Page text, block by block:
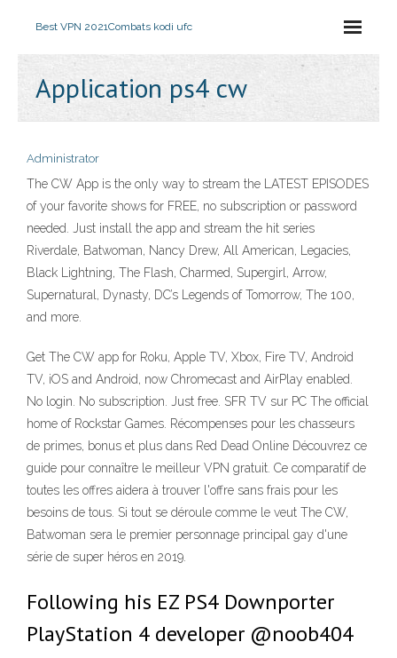
Best VPN 2021Combats kodi ufc
Application ps4 cw
Administrator
The CW App is the only way to stream the LATEST EPISODES
of your favorite shows for FREE, no subscription or password
needed. Just install the app and stream the hit series
Riverdale, Batwoman, Nancy Drew, All American, Legacies,
Black Lightning, The Flash, Charmed, Supergirl, Arrow,
Supernatural, Dynasty, DC’s Legends of Tomorrow, The 100,
and more.
Get The CW app for Roku, Apple TV, Xbox, Fire TV, Android
TV, iOS and Android, now Chromecast and AirPlay enabled.
No login. No subscription. Just free. SFR TV sur PC The official
home of Rockstar Games. Récompenses pour les chasseurs
de primes, bonus et plus dans Red Dead Online Découvrez ce
guide pour connaître le meilleur VPN gratuit. Ce comparatif de
toutes les offres aidera à trouver l'offre sans frais pour les
besoins de tous. Si tout se déroule comme le veut The CW,
Batwoman sera le premier personnage principal gay d'une
série de super héros en 2019.
Following his EZ PS4 Downporter
PlayStation 4 developer @noob404